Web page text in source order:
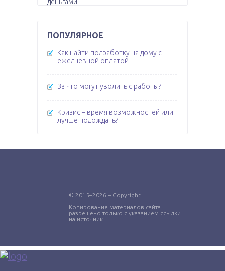
ПОПУЛЯРНОЕ
Как найти подработку на дому с
ежедневной оплатой
За что могут уволить с работы?
Кризис – время возможностей или
лучше подождать?
© 2015–2026 – Copyright
Копирование материалов сайта
разрешено только с указанием ссылки
на источник.